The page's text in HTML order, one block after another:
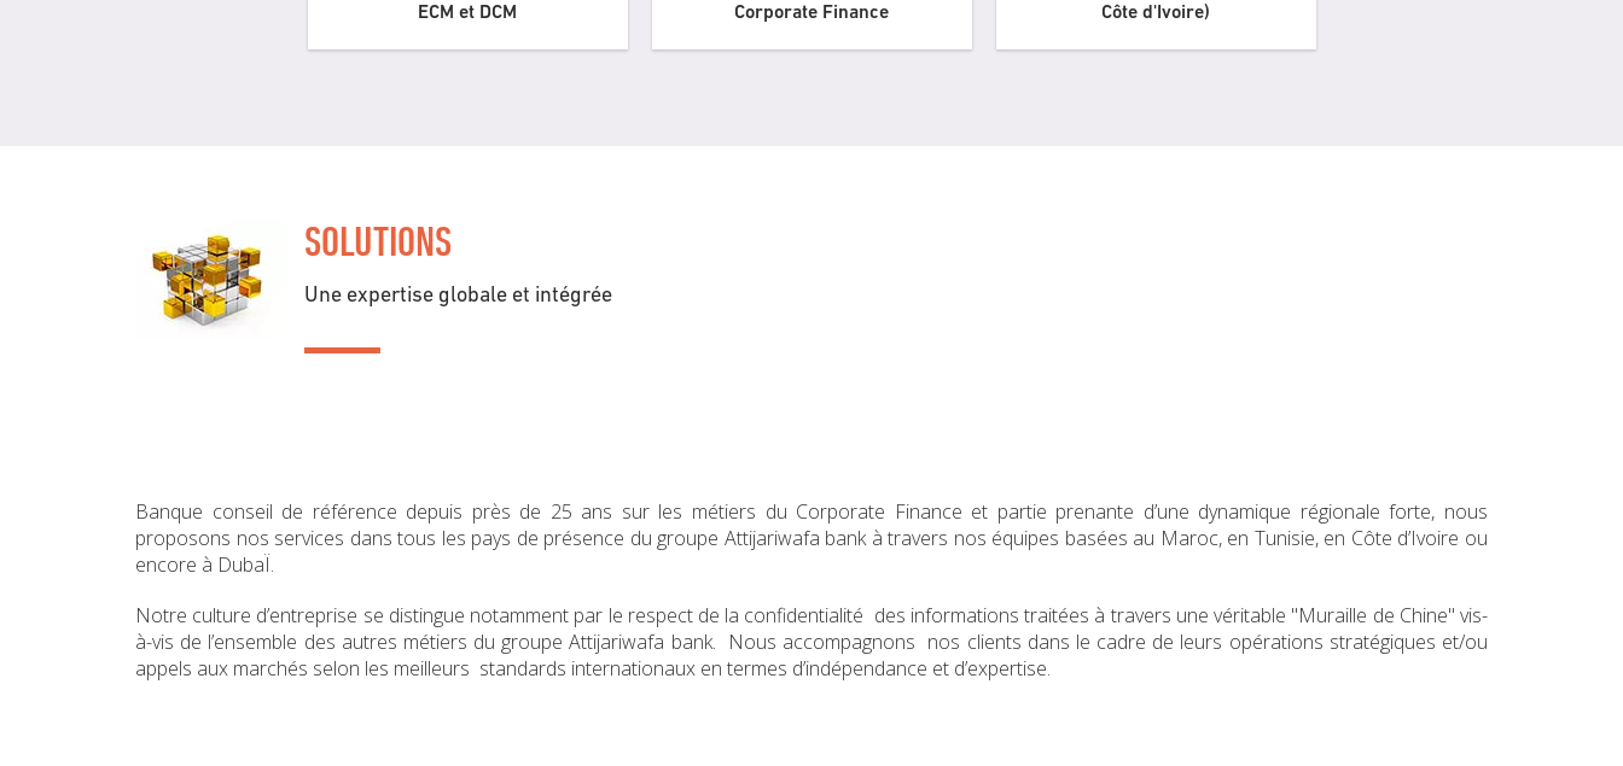
ECM et DCM
Corporate Finance
Côte d'Ivoire)
SOLUTIONS
Une expertise globale et intégrée
Banque conseil de référence depuis près de 25 ans sur les métiers du Corporate Finance et partie prenante d’une dynamique régionale forte, nous
proposons nos services dans tous les pays de présence du groupe Attijariwafa bank à travers nos équipes basées au Maroc, en Tunisie, en Côte d’Ivoire ou
encore à DubaÏ.
Notre culture d’entreprise se distingue notamment par le respect de la confidentialité des informations traitées à travers une véritable "Muraille de Chine" vis-
à-vis de l’ensemble des autres métiers du groupe Attijariwafa bank. Nous accompagnons nos clients dans le cadre de leurs opérations stratégiques et/ou
appels aux marchés selon les meilleurs standards internationaux en termes d’indépendance et d’expertise.